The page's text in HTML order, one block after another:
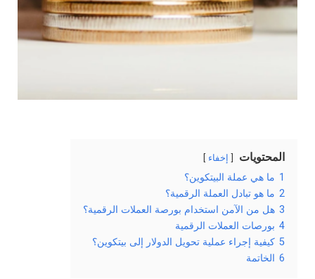
المحتويات إخفاء
1 ما هي عملة البيتكوين؟
2 ما هو تبادل العملة الرقمية؟
3 هل من الآمن استخدام بورصة العملات الرقمية؟
4 بورصات العملات الرقمية
5 كيفية إجراء عملية تحويل الدولار إلى بيتكوين؟
6 الخاتمة